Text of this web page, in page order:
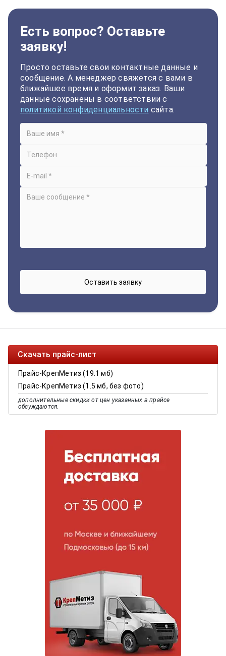
Есть вопрос? Оставьте
заявку!
Просто оставьте свои контактные данные и
сообщение. А менеджер свяжется с вами в
ближайшее время и оформит заказ. Ваши
данные сохранены в соответствии с
политикой конфиденциальности сайта.
Скачать прайс-лист
Прайс-КрепМетиз (19.1 мб)
Прайс-КрепМетиз (1.5 мб, без фото)
дополнительные скидки от цен указанных в прайсе
обсуждаются.